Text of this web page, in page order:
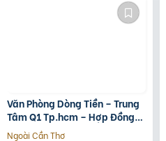
Văn Phòng Dòng Tiền – Trung
Tâm Q1 Tp.hcm – Hợp Đồng
Thuê 250 Triệu/Tháng – 115
Ngoài Cần Thơ